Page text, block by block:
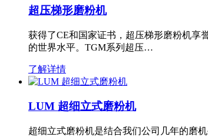
超压梯形磨粉机
获得了CE和国家证书，超压梯形磨粉机享
的世界水平。TGM系列超压…
了解详情
LUM 超细立式磨粉机
超细立式磨粉机是结合我们公司几年的磨